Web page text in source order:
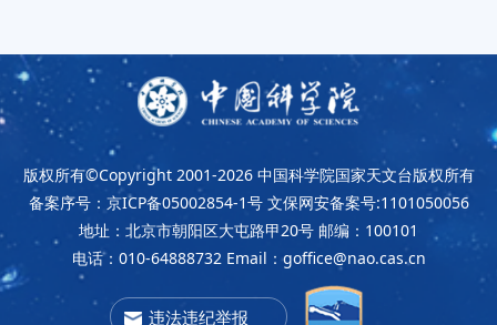
版权所有©Copyright 2001-2026 中国科学院国家天文台版权所有
备案序号：京ICP备05002854-1号 文保网安备案号:1101050056
地址：北京市朝阳区大屯路甲20号 邮编：100101
电话：010-64888732 Email：goffice@nao.cas.cn
违法违纪举报